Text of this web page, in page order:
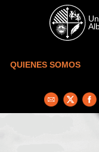
Skip to main content
QUIENES SOMOS